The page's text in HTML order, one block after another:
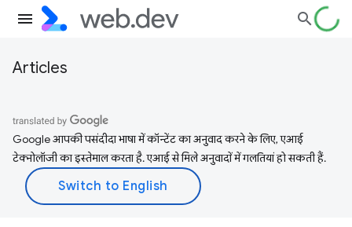
Articles
Google आपकी पसंदीदा भाषा में कॉन्टेंट का अनुवाद करने के लिए, एआई
टेक्नोलॉजी का इस्तेमाल करता है. एआई से मिले अनुवादों में गलतियां हो सकती हैं.